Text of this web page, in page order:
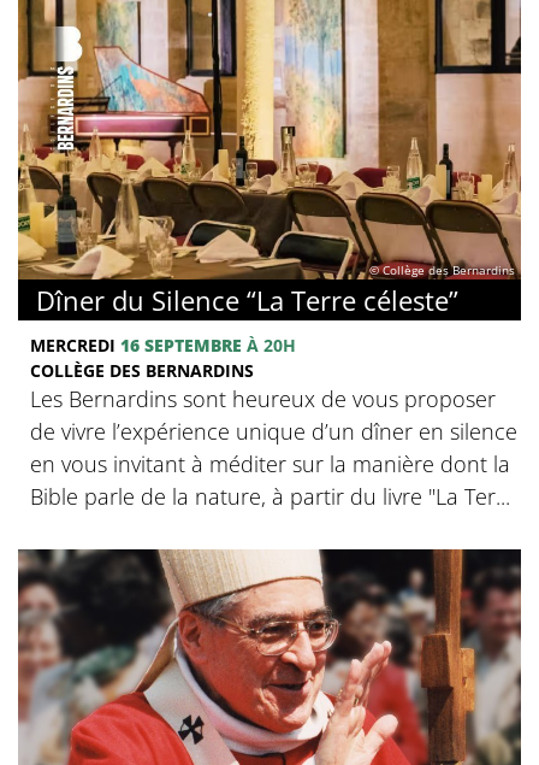
© Collège des Bernardins
Dîner du Silence “La Terre céleste”
MERCREDI 16 SEPTEMBRE À 20H
COLLÈGE DES BERNARDINS
Les Bernardins sont heureux de vous proposer
de vivre l’expérience unique d’un dîner en silence
en vous invitant à méditer sur la manière dont la
Bible parle de la nature, à partir du livre "La Ter...